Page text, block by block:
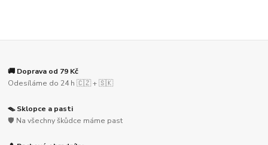
🚚 Doprava od 79 Kč
Odesíláme do 24 h 🇨🇿 + 🇸🇰
🪤 Sklopce a pasti
🛡️ Na všechny škůdce máme past